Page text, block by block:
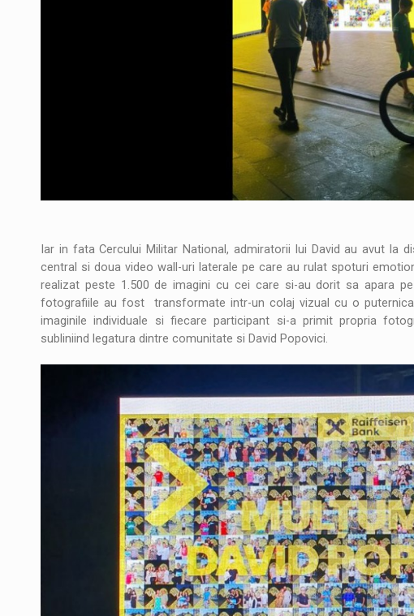
Iar in fata Cercului Militar National, admiratorii lui David au avut la
central si doua video wall-uri laterale pe care au rulat spoturi
realizat peste 1.500 de imagini cu cei care si-au dorit sa apara
fotografiile au fost transformate intr-un colaj vizual cu o
imaginile individuale si fiecare participant si-a primit propria
subliniind legatura dintre comunitate si David Popovici.